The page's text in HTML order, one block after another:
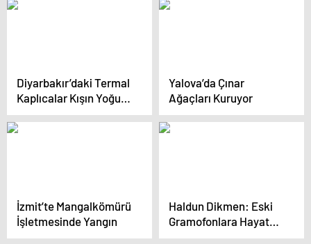
Diyarbakır’daki Termal
Kaplıcalar Kışın Yoğun
İlgi Görüyor
Yalova’da Çınar
Ağaçları Kuruyor
İzmit’te Mangalkömürü
İşletmesinde Yangın
Haldun Dikmen: Eski
Gramofonlara Hayat
Veren Antikacı